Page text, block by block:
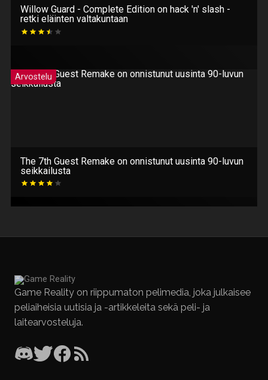
Willow Guard - Complete Edition on hack 'n' slash -
retki eläinten valtakuntaan
Arvostelu
The 7th Guest Remake on onnistunut uusinta 90-luvun
seikkailusta
Game Reality on riippumaton pelimedia, joka julkaisee
peliaiheisia uutisia ja -artikkeleita sekä peli- ja
laitearvosteluja.